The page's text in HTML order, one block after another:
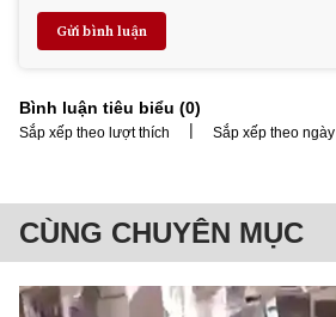
Gửi bình luận
Bình luận tiêu biểu (0)
Sắp xếp theo lượt thích | Sắp xếp theo ngày
CÙNG CHUYÊN MỤC